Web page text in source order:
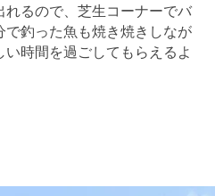
るので、芝生コーナーでバ
釣った魚も焼き焼きしなが
時間を過ごしてもらえるよ